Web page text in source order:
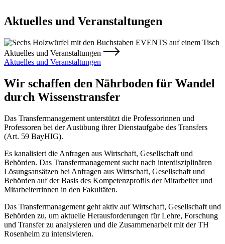
Aktuelles und Veranstaltungen
Aktuelles und Veranstaltungen
Aktuelles und Veranstaltungen
Wir schaffen den Nährboden für Wandel
durch Wissenstransfer
Das Transfermanagement unterstützt die Professorinnen und
Professoren bei der Ausübung ihrer Dienstaufgabe des Transfers
(Art. 59 BayHIG).
Es kanalisiert die Anfragen aus Wirtschaft, Gesellschaft und
Behörden. Das Transfermanagement sucht nach interdisziplinären
Lösungsansätzen bei Anfragen aus Wirtschaft, Gesellschaft und
Behörden auf der Basis des Kompetenzprofils der Mitarbeiter und
Mitarbeiterrinnen in den Fakultäten.
Das Transfermanagement geht aktiv auf Wirtschaft, Gesellschaft und
Behörden zu, um aktuelle Herausforderungen für Lehre, Forschung
und Transfer zu analysieren und die Zusammenarbeit mit der TH
Rosenheim zu intensivieren.